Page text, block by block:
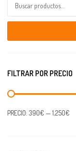
FILTRAR POR PRECIO
Precio mínimo
Precio máximo
PRECIO: 390€ —1,250€